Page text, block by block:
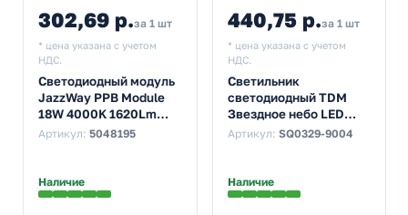
302,69 р.за 1 шт
* цена указана с учетом
НДС.
Светодиодный модуль
JazzWay PPB Module
18W 4000K 1620Lm
D155mm IP20 с
Артикул: 5048195
Наличие
440,75 р.за 1 шт
* цена указана с учетом
НДС.
Светильник
светодиодный TDM
Звездное небо LED
ДПБ 02 12W 6000K
Артикул: SQ0329-9004
Наличие